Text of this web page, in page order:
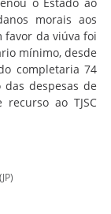
morais aos
favor da viúva foi
mínimo, desde
completaria 74
despesas de
ao TJSC